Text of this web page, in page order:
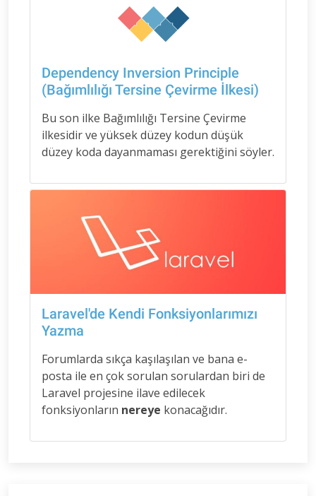
Dependency Inversion Principle
(Bağımlılığı Tersine Çevirme İlkesi)
Bu son ilke Bağımlılığı Tersine Çevirme
ilkesidir ve yüksek düzey kodun düşük
düzey koda dayanmaması gerektiğini söyler.
Laravel'de Kendi Fonksiyonlarımızı
Yazma
Forumlarda sıkça kaşılaşılan ve bana e-
posta ile en çok sorulan sorulardan biri de
Laravel projesine ilave edilecek
fonksiyonların nereye konacağıdır.